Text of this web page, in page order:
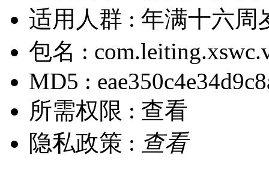
适用人群 : 年满十六周
包名 :
MD5 :
所需权限 : 查看
隐私政策 : 查看